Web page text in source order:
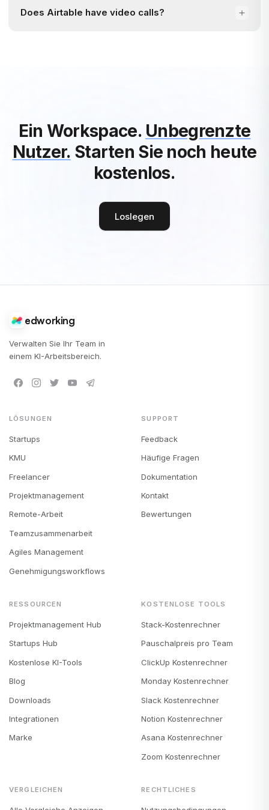
Does Airtable have video calls?
Ein Workspace. Unbegrenzte
Nutzer. Starten Sie noch heute
kostenlos.
Loslegen
edworking
Verwalten Sie Ihr Team in
einem KI-Arbeitsbereich.
LÖSUNGEN
Startups
KMU
Freelancer
Projektmanagement
Remote-Arbeit
Teamzusammenarbeit
Agiles Management
Genehmigungsworkflows
SUPPORT
Feedback
Häufige Fragen
Dokumentation
Kontakt
Bewertungen
RESSOURCEN
Projektmanagement Hub
Startups Hub
Kostenlose KI-Tools
Blog
Downloads
Integrationen
Marke
KOSTENLOSE TOOLS
Stack-Kostenrechner
Pauschalpreis pro Team
ClickUp Kostenrechner
Monday Kostenrechner
Slack Kostenrechner
Notion Kostenrechner
Asana Kostenrechner
Zoom Kostenrechner
VERGLEICHEN RECHTLICHES